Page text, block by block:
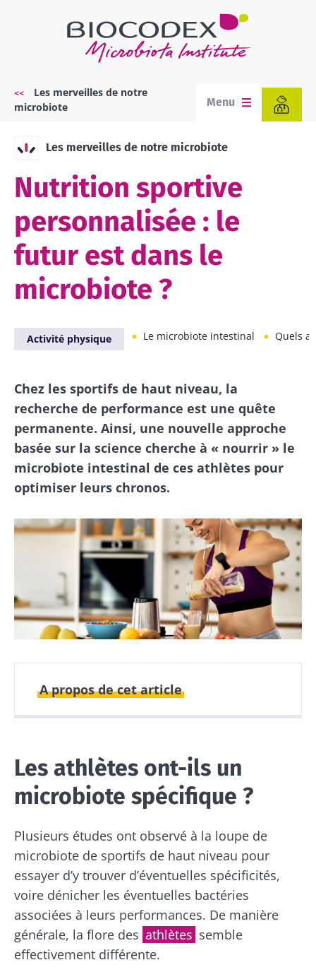
Fil
d'Ariane
Les merveilles de notre
microbiote
Menu
Les merveilles de notre microbiote
Nutrition sportive
personnalisée : le
futur est dans le
microbiote ?
Activité physique Le microbiote intestinal Quels
Chez les sportifs de haut niveau, la
recherche de performance est une quête
permanente. Ainsi, une nouvelle approche
basée sur la science cherche à « nourrir » le
microbiote intestinal de ces athlètes pour
optimiser leurs chronos.
A propos de cet article
Les athlètes ont-ils un
microbiote spécifique ?
Plusieurs études ont observé à la loupe de
microbiote de sportifs de haut niveau pour
essayer d’y trouver d’éventuelles spécificités,
voire dénicher les éventuelles bactéries
associées à leurs performances. De manière
générale, la flore des athlètes semble
effectivement différente.